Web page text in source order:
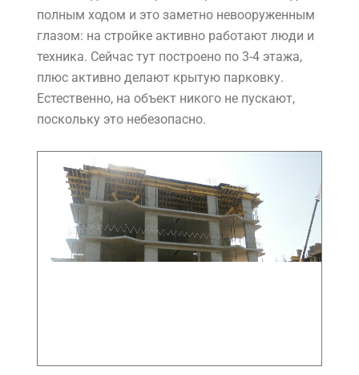
полным ходом и это заметно невооруженным
глазом: на стройке активно работают люди и
техника. Сейчас тут построено по 3-4 этажа,
плюс активно делают крытую парковку.
Естественно, на объект никого не пускают,
поскольку это небезопасно.